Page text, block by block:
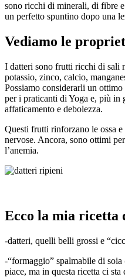
sono ricchi di minerali, di fibre
un perfetto spuntino dopo una
Vediamo le
I datteri sono frutti ricchi di sali
potassio, zinco, calcio,
Possiamo considerarli un
per i praticanti di Yoga e, più in
affaticamento e debolezza.
Questi frutti rinforzano le ossa
nervose. Ancora, sono ottimi
l’anemia.
Ecco la mia
-datteri, quelli belli grossi e
-“formaggio” spalmabile di soia
piace, ma in questa ricetta ci sta